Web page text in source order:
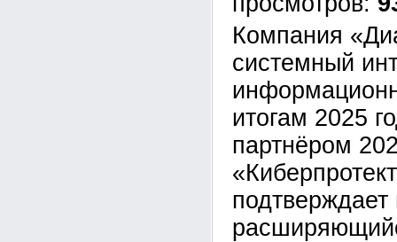
Компания
системный
итогам 2025
партнёром
подтверждает